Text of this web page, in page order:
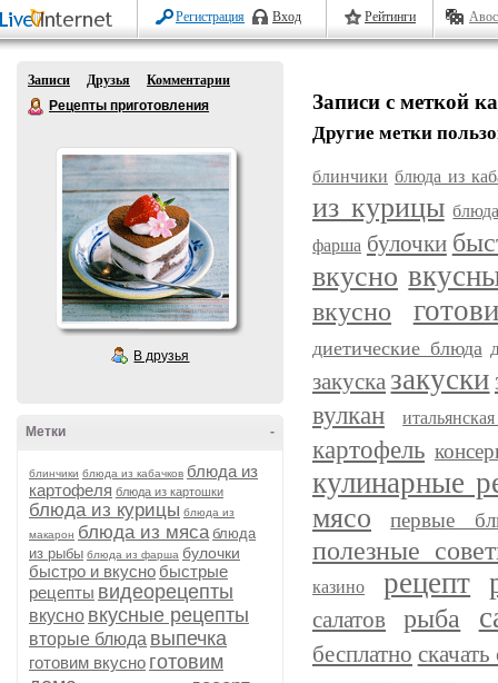
Регистрация Вход Рейтинги
Записи Друзья
Комментарии
Рецепты приготовления
В друзья
-
Метки
блинчики блюда из кабачков блюда из
картофеля блюда из картошки
блюда из курицы блюда из
макарон блюда из мяса блюда
из рыбы блюда из фарша булочки
быстро и вкусно быстрые
рецепты видеорецепты
вкусно вкусные рецепты
вторые блюда выпечка
готовим вкусно готовим
Записи с меткой
Другие метки
блинчики блюда из
из курицы
фарша булочки
вкусно
вкусно
диетические блюда
закусказакуски
вулкан
картофель
кулинарные
мясо
первые
полезные
казино рецепт
салатов рыба
бесплатно